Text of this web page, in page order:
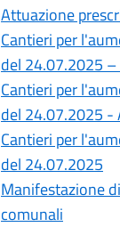
Attuazione
Cantieri per
del 24.07.2025 –
Cantieri per
del 24.07.2025 -
Cantieri per
del 24.07.2025
Manifestazione
comunali